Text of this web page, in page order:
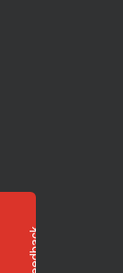
Feedback